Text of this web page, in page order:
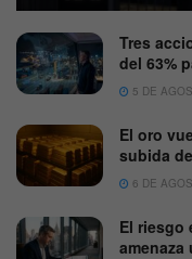
Tres
del 63%
5 DE
El oro
subida
6 DE
El riesgo